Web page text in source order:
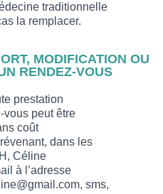
traditionnelle
la remplacer.
MODIFICATION OU
RENDEZ-VOUS
prestation
vous peut être
coût
dans les
Céline
à l’adresse
sms,